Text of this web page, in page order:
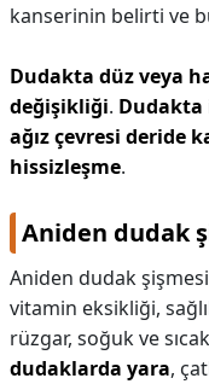
kanserinin belirti ve
Dudakta düz veya
değişikliği. Dudakta
ağız çevresi deride
hissizleşme.
Aniden dudak
Aniden dudak
vitamin eksikliği,
rüzgar, soğuk ve
dudaklarda yara,